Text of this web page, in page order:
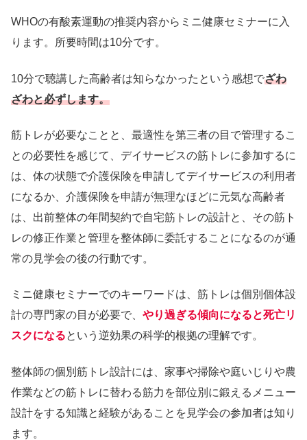
WHOの有酸素運動の推奨内容からミニ健康セミナーに入
ります。所要時間は10分です。
10分で聴講した高齢者は知らなかったという感想でざわ
ざわと必ずします。
筋トレが必要なことと、最適性を第三者の目で管理するこ
との必要性を感じて、デイサービスの筋トレに参加するに
は、体の状態で介護保険を申請してデイサービスの利用者
になるか、介護保険を申請が無理なほどに元気な高齢者
は、出前整体の年間契約で自宅筋トレの設計と、その筋ト
レの修正作業と管理を整体師に委託することになるのが通
常の見学会の後の行動です。
ミニ健康セミナーでのキーワードは、筋トレは個別個体設
計の専門家の目が必要で、 やり過ぎる傾向になると死亡リ
スクになるという逆効果の科学的根拠の理解です。
整体師の個別筋トレ設計には、家事や掃除や庭いじりや農
作業などの筋トレに替わる筋力を部位別に鍛えるメニュー
設計をする知識と経験があることを見学会の参加者は知り
ます。